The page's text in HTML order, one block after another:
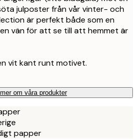
julposter från vår vinter- och
är perfekt både som en
vän för att se till att hemmet är
vit kant runt motivet.
mer om våra produkter
papper